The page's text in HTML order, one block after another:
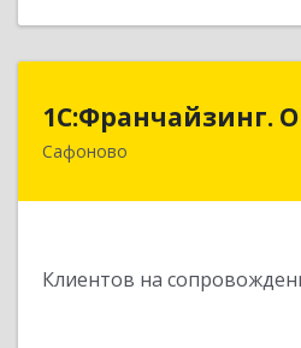
1С:Франчайзинг.
Сафоново
Клиентов на
215500, Смоленская